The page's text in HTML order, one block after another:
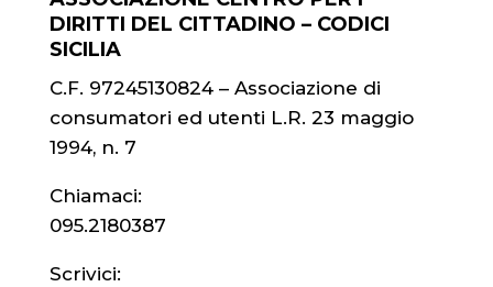
DIRITTI DEL CITTADINO – CODICI
SICILIA
C.F. 97245130824 – Associazione di
consumatori ed utenti L.R. 23 maggio
1994, n. 7
Chiamaci:
095.2180387
Scrivici: